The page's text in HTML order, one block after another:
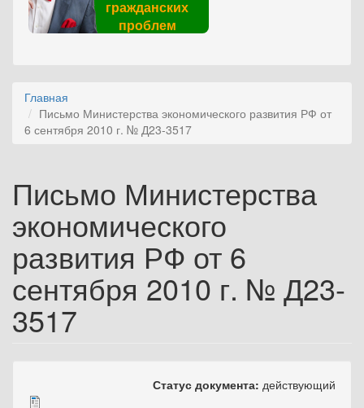
гражданских
проблем
Главная
Письмо Министерства экономического развития РФ от
6 сентября 2010 г. № Д23-3517
Письмо Министерства
экономического
развития РФ от 6
сентября 2010 г. № Д23-
3517
Статус документа: действующий